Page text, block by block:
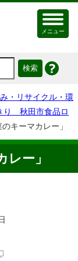
メニュー
・リサイクル・環
り 秋田市食品ロ
キーマカレー」
ー」